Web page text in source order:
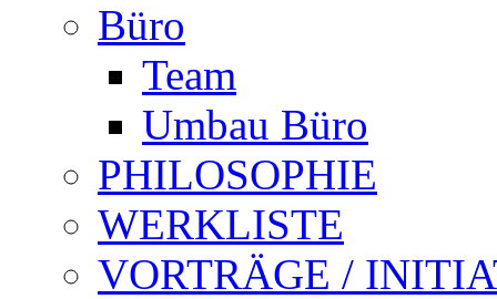
Büro
Team
Umbau Büro
PHILOSOPHIE
WERKLISTE
VORTRÄGE /